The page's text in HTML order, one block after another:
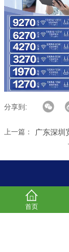
分享到:
上一篇： 广东深圳
若有相关产品咨
系！将竭诚为您
首页